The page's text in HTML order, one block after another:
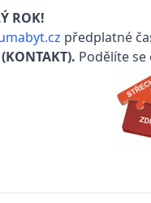
ROK!
předplatné
(KONTAKT). Podělíte